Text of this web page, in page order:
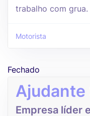
trabalho com grua.
Motorista
Fechado
Ajudante
Empresa líder